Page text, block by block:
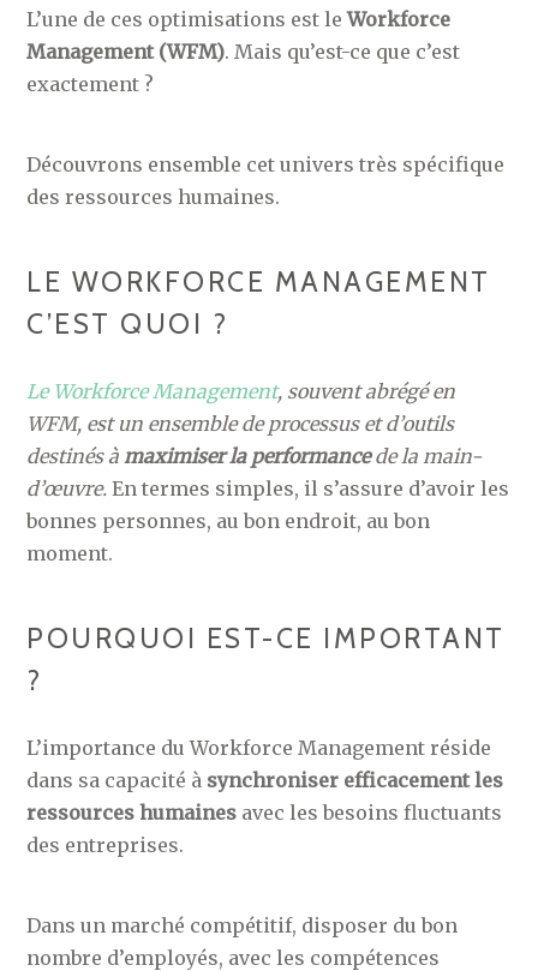
L’une de ces optimisations est leWorkforce
Management (WFM). Mais qu’est-ce que c’est
exactement ?
Découvrons ensemble cet univers très spécifique
des ressources humaines.
LE WORKFORCE MANAGEMENT
C’EST QUOI ?
Le Workforce Management, souvent abrégé en
WFM, est un ensemble de processus et d’outils
destinés àmaximiser la performancede la main-
d’œuvre. En termes simples, il s’assure d’avoir les
bonnes personnes, au bon endroit, au bon
moment.
POURQUOI EST-CE IMPORTANT
?
L’importance du Workforce Management réside
dans sa capacité à synchroniser efficacement les
ressources humaines avec les besoins fluctuants
des entreprises.
Dans un marché compétitif, disposer du bon
nombre d’employés, avec les compétences